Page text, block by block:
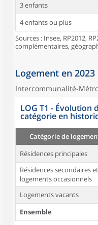
3 enfants
4 enfants ou plus
Sources : Insee, RP2012,
complémentaires,
Logement en 2023
Intercommunalité-
LOG T1 - Évolution
catégorie en
Catégorie de
Résidences principales
Résidences secondaires et
logements occasionnels
Logements vacants
Ensemble